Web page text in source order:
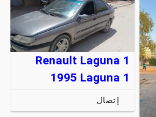
Renault Laguna 1
1995 Laguna 1
إتصال